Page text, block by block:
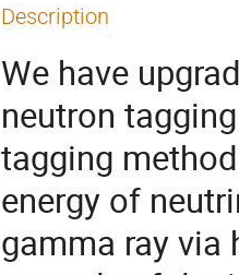
Description
We have
neutron
tagging
energy of
gamma ray via